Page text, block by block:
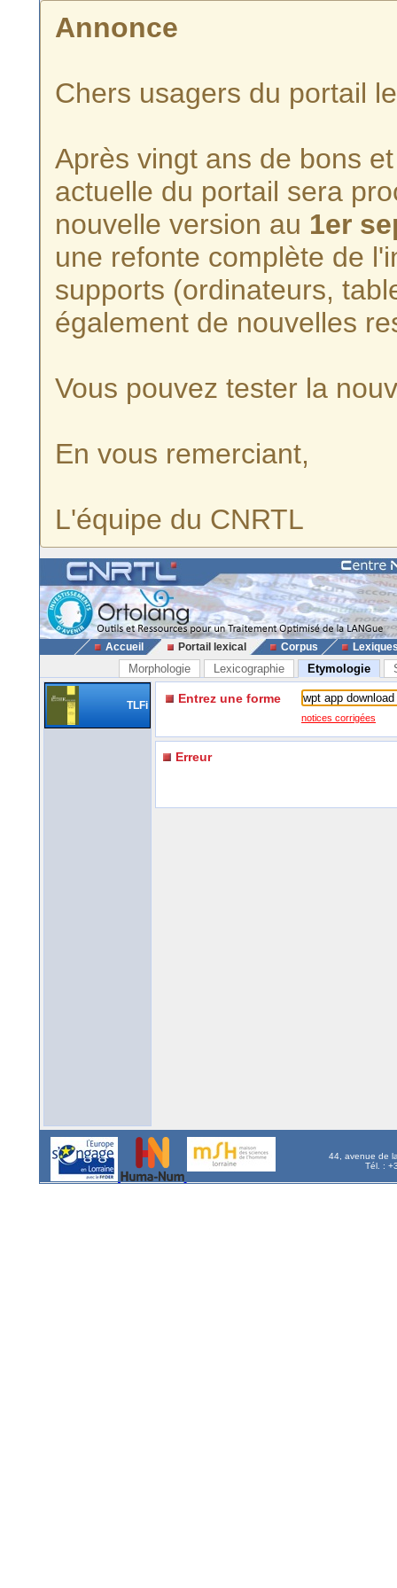
Annonce
Chers usagers du portail
Après vingt ans de bons
actuelle du portail sera
nouvelle version au 1er
une refonte complète de
supports (ordinateurs,
également de nouvelles
Vous pouvez tester la
En vous remerciant,
L'équipe du CNRTL
Accueil Portail lexical Corpus
Morphologie Lexicographie Etymologie
TLFi Entrez une forme
notices corrigées
Erreur
44, avenue de
Tél. :